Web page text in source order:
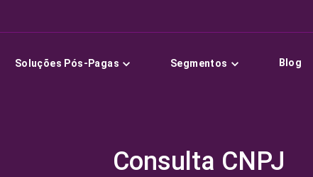
Soluções Pós-Pagas Segmentos Blog
Consulta CNPJ